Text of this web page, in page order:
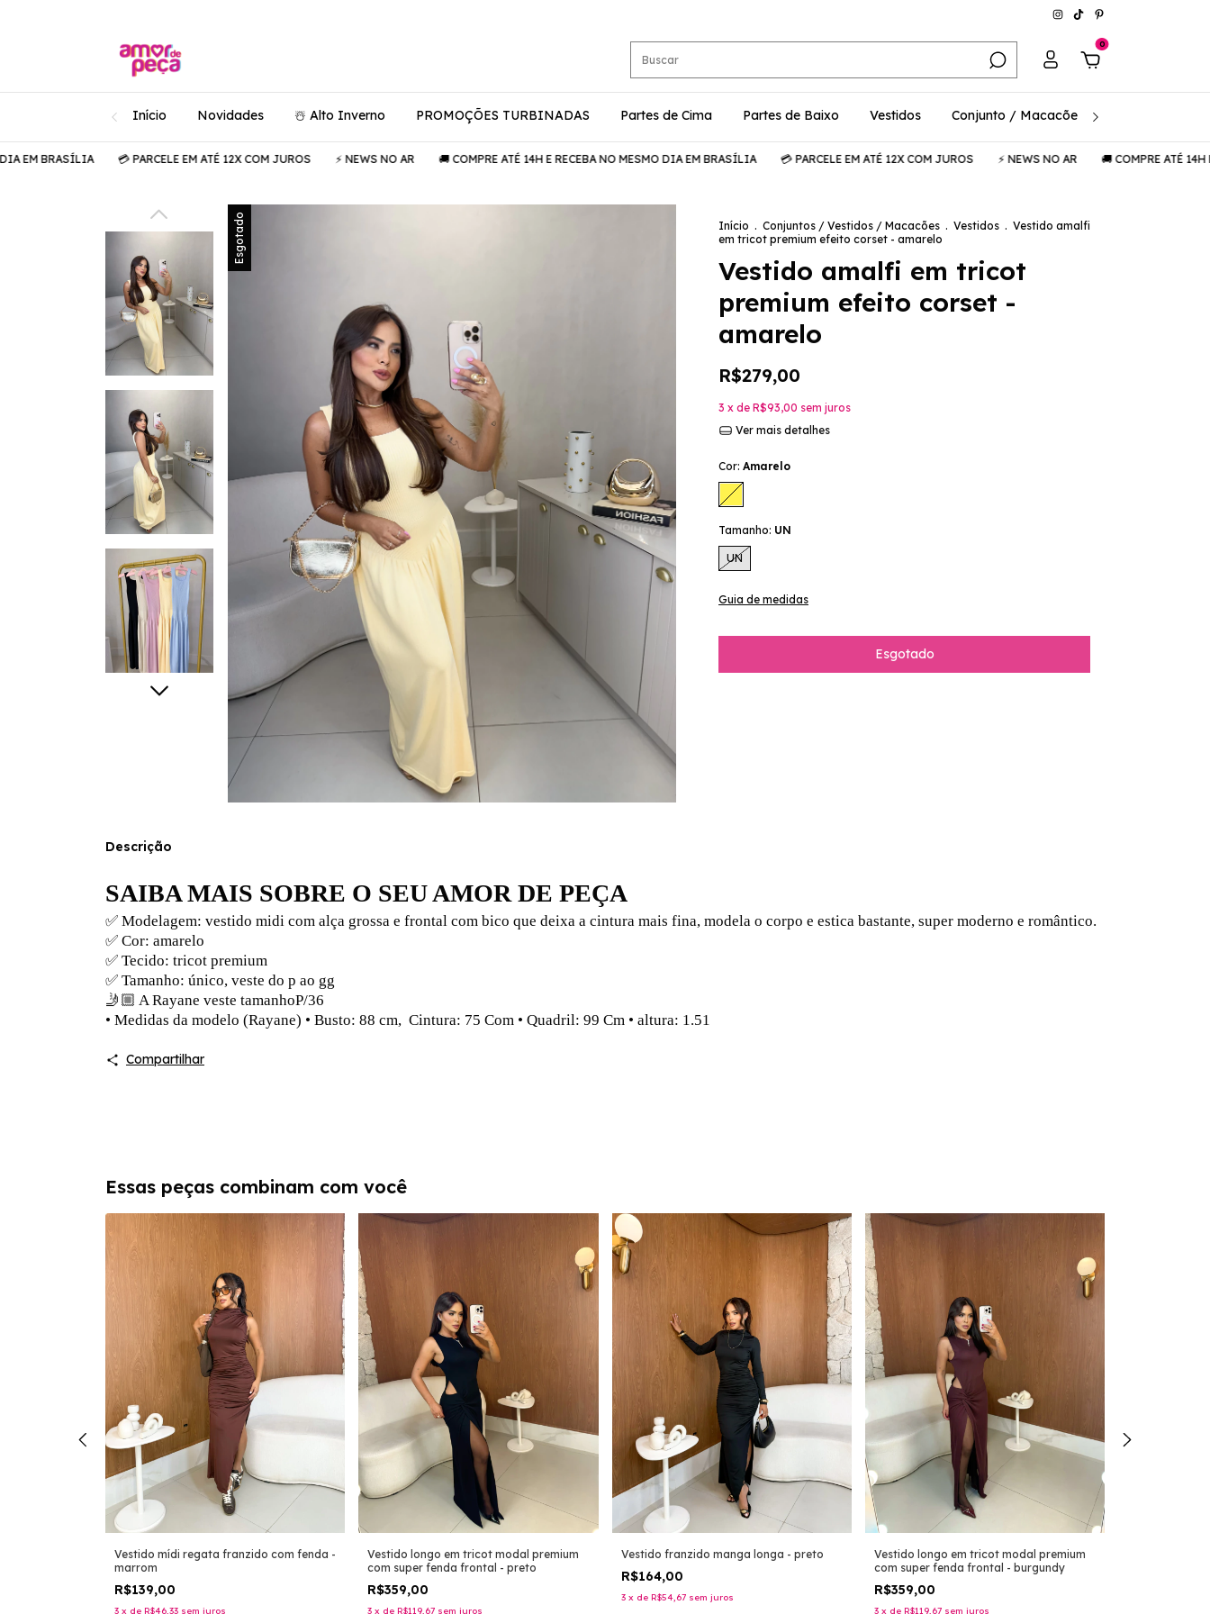
0
Início Novidades ☃️ Alto Inverno PROMOÇÕES TURBINADAS Partes de Cima Partes de Baixo Vestidos Conjunto / Macacões
BRASÍLIA 💳 PARCELE EM ATÉ 12X COM JUROS ⚡️ NEWS NO AR 🚚 COMPRE ATÉ 14H E RECEBA NO MESMO DIA EM BRASÍLIA 💳 PARCELE EM ATÉ 12X COM JUROS ⚡️ NEWS NO AR 🚚 COMPRE ATÉ 14H E
Esgotado Início . Conjuntos / Vestidos / Macacões . Vestidos . Vestido amalfi
em tricot premium efeito corset - amarelo
Vestido amalfi em tricot
premium efeito corset -
amarelo
R$279,00
3 x de R$93,00 sem juros
Ver mais detalhes
Cor: Amarelo
Tamanho: UN
UN
Guia de medidas
Descrição
SAIBA MAIS SOBRE O SEU AMOR DE PEÇA
✅ Modelagem: vestido midi com alça grossa e frontal com bico que deixa a cintura mais fina, modela o corpo e estica bastante, super moderno e romântico.
✅ Cor: amarelo
✅ Tecido: tricot premium
✅ Tamanho: único, veste do p ao gg
🤳🏼 A Rayane veste tamanhoP/36
• Medidas da modelo (Rayane) • Busto: 88 cm, Cintura: 75 Com • Quadril: 99 Cm • altura: 1.51
Compartilhar
Essas peças combinam com você
Vestido mídi regata franzido com fenda -
marrom
R$139,00
3 x de R$46,33 sem juros
Vestido longo em tricot modal premium
com super fenda frontal - preto
R$359,00
3 x deR$119,67 sem juros
Vestido franzido manga longa - preto
R$164,00
3 x de R$54,67 sem juros
Vestido longo em tricot modal premium
com super fenda frontal - burgundy
R$359,00
3 x de R$119,67 sem juros